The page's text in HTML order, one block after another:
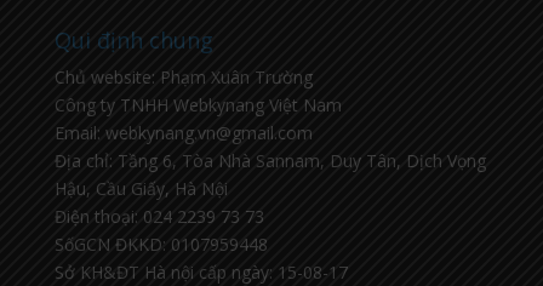
Qui định chung
Chủ website: Phạm Xuân Trường
Công ty TNHH Webkynang Việt Nam
Email: webkynang.vn@gmail.com
Địa chỉ: Tầng 6, Tòa Nhà Sannam, Duy Tân, Dịch Vọng
Hậu, Cầu Giấy, Hà Nội
Điện thoại: 024 2239 73 73
SốGCN ĐKKD: 0107959448
Sở KH&ĐT Hà nội cấp ngày: 15-08-17